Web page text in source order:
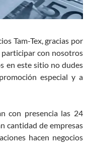
Tam-Tex, gracias por
participar con nosotros
en este sitio no dudes
especial y a
con presencia las 24
cantidad de empresas
hacen negocios